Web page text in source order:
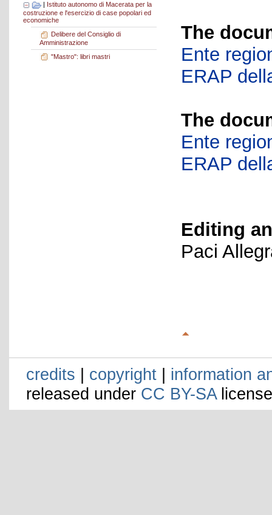
Istituto autonomo di Macerata per la
costruzione e l'esercizio di case popolari ed
economiche
Delibere del Consiglio di
Amministrazione
"Mastro": libri mastri
The
Ente
ERAP
The
Ente
ERAP
Editing
Paci
credits | copyright | information
released under CC BY-SA